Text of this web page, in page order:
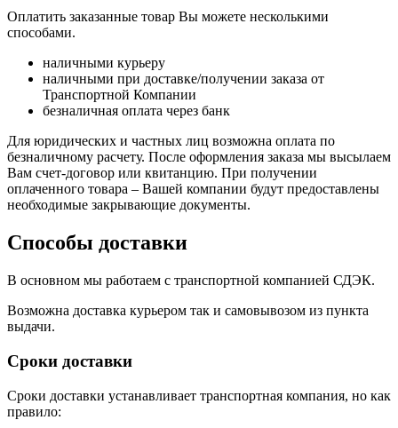
Оплатить заказанные товар Вы можете несколькими
способами.
наличными курьеру
наличными при доставке/получении заказа от
Транспортной Компании
безналичная оплата через банк
Для юридических и частных лиц возможна оплата по
безналичному расчету. После оформления заказа мы высылаем
Вам счет-договор или квитанцию. При получении
оплаченного товара – Вашей компании будут предоставлены
необходимые закрывающие документы.
Способы доставки
В основном мы работаем с транспортной компанией СДЭК.
Возможна доставка курьером так и самовывозом из пункта
выдачи.
Сроки доставки
Сроки доставки устанавливает транспортная компания, но как
правило: